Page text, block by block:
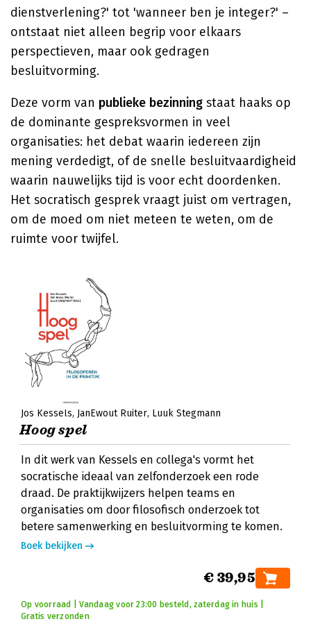
dienstverlening?' tot 'wanneer ben je integer?' –
ontstaat niet alleen begrip voor elkaars
perspectieven, maar ook gedragen
besluitvorming.
Deze vorm van publieke bezinning staat haaks op
de dominante gespreksvormen in veel
organisaties: het debat waarin iedereen zijn
mening verdedigt, of de snelle besluitvaardigheid
waarin nauwelijks tijd is voor echt doordenken.
Het socratisch gesprek vraagt juist om vertragen,
om de moed om niet meteen te weten, om de
ruimte voor twijfel.
Jos Kessels JanEwout Ruiter Luuk Stegmann
Hoog spel
In dit werk van Kessels en collega's vormt het
socratische ideaal van zelfonderzoek een rode
draad. De praktijkwijzers helpen teams en
organisaties om door filosofisch onderzoek tot
betere samenwerking en besluitvorming te komen.
Boek bekijken
€ 39,95
Op voorraad | Vandaag voor 23:00 besteld, zaterdag in huis |
Gratis verzonden